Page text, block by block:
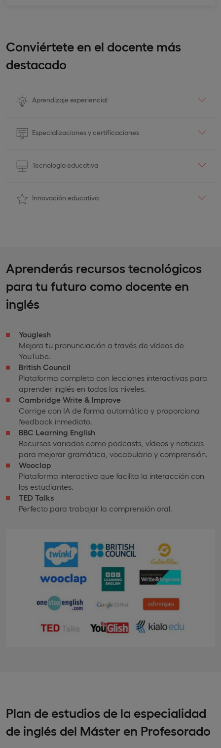
Conviértete en el docente más
destacado
Aprendizaje experiencial
Especializaciones y certificaciones
Tecnología educativa
Innovación educativa
Aprenderás recursos tecnológicos
para tu futuro como docente en
inglés
Youglesh
Mejora tu pronunciación a través de vídeos de
YouTube.
British Council
Plataforma completa con lecciones interactivas para
aprender inglés en todos los niveles.
Cambridge Write & Improve
Corrige con IA de forma automática y proporciona
feedback inmediato.
BBC Learning English
Recursos variados como podcasts, vídeos y noticias
para mejorar gramática, vocabulario y comprensión.
Wooclap
Plataforma interactiva que facilita la interacción con
los estudiantes.
TED Talks
Perfecto para trabajar la comprensión oral.
Plan de estudios de la especialidad
de inglés del Máster en Profesorado